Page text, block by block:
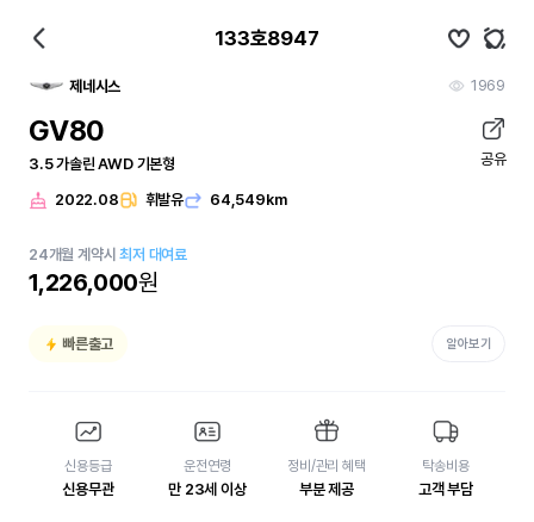
133호8947
제네시스 1969
GV80
3.5 가솔린 AWD 기본형 공유
2022.08 휘발유 64,549km
24개월 계약시최저 대여료
1,226,000원
빠른출고 알아보기
신용등급
신용무관
운전연령
만 23세 이상
정비/관리 혜택
부분 제공
탁송비용
고객 부담